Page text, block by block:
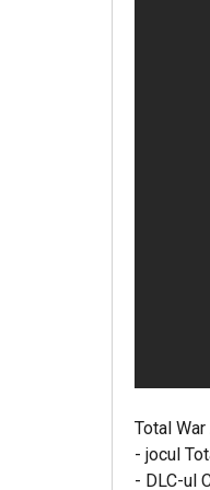
Total
- jocul
- DLC-ul